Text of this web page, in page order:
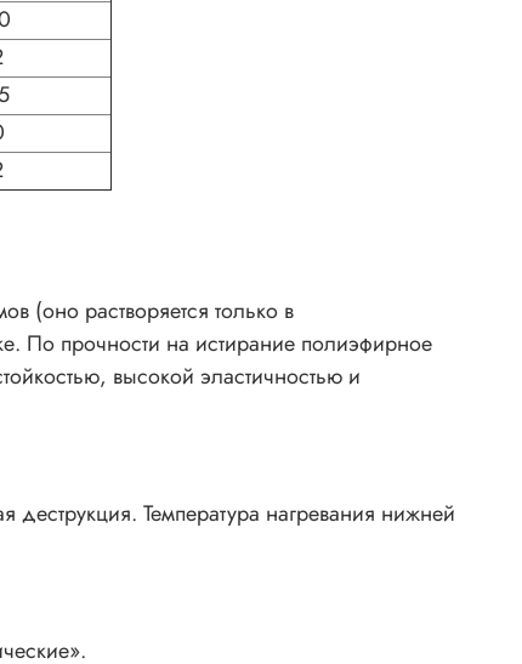
(оно растворяется только в
По прочности на истирание полиэфирное
высокой эластичностью и
деструкция. Температура нагревания нижней